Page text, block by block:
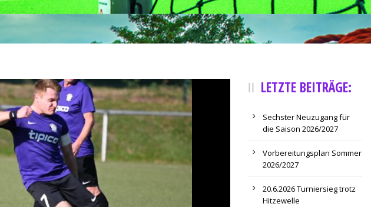
LETZTE BEITRÄGE:
Sechster Neuzugang für
die Saison 2026/2027
Vorbereitungsplan Sommer
2026/2027
20.6.2026 Turniersieg trotz
Hitzewelle